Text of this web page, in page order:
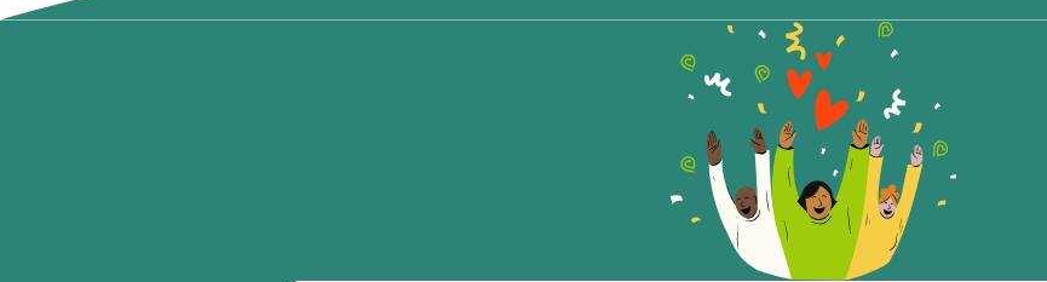
Teile die Spendenaktion
Hilf mit noch mehr Spenden zu sammeln!
WhatsApp Messenger